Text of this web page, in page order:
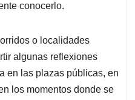
conocerlo.
o localidades
algunas reflexiones
en las plazas públicas, en
los momentos donde se